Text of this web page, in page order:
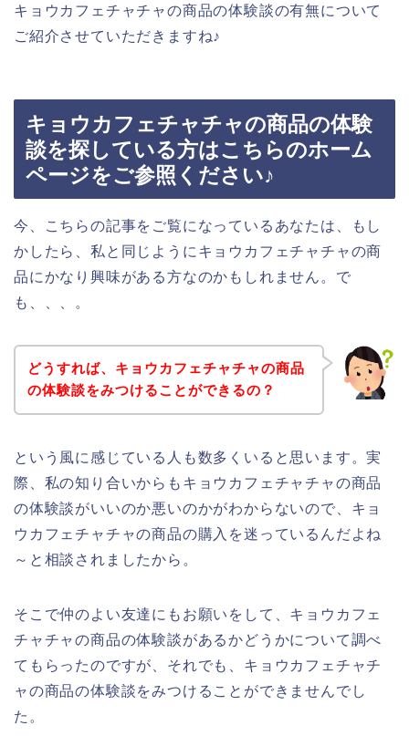
キョウカフェチャチャの商品の体験談の有無について
ご紹介させていただきますね♪
キョウカフェチャチャの商品の体験
談を探している方はこちらのホーム
ページをご参照ください♪
今、こちらの記事をご覧になっているあなたは、もし
かしたら、私と同じようにキョウカフェチャチャの商
品にかなり興味がある方なのかもしれません。で
も、、、。
どうすれば、キョウカフェチャチャの商品
の体験談をみつけることができるの？
という風に感じている人も数多くいると思います。実
際、私の知り合いからもキョウカフェチャチャの商品
の体験談がいいのか悪いのかがわからないので、キョ
ウカフェチャチャの商品の購入を迷っているんだよね
～と相談されましたから。
そこで仲のよい友達にもお願いをして、キョウカフェ
チャチャの商品の体験談があるかどうかについて調べ
てもらったのですが、それでも、キョウカフェチャチ
ャの商品の体験談をみつけることができませんでし
た。